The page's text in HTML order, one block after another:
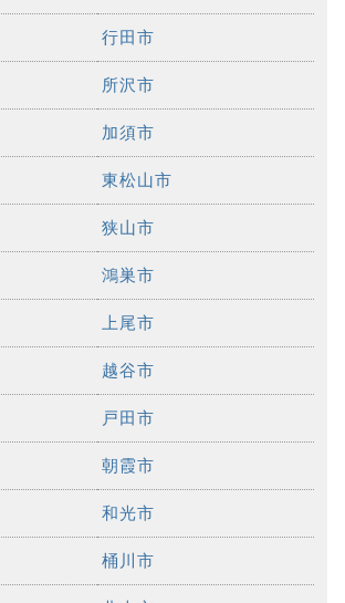
行田市
所沢市
加須市
東松山市
狭山市
鴻巣市
上尾市
越谷市
戸田市
朝霞市
和光市
桶川市